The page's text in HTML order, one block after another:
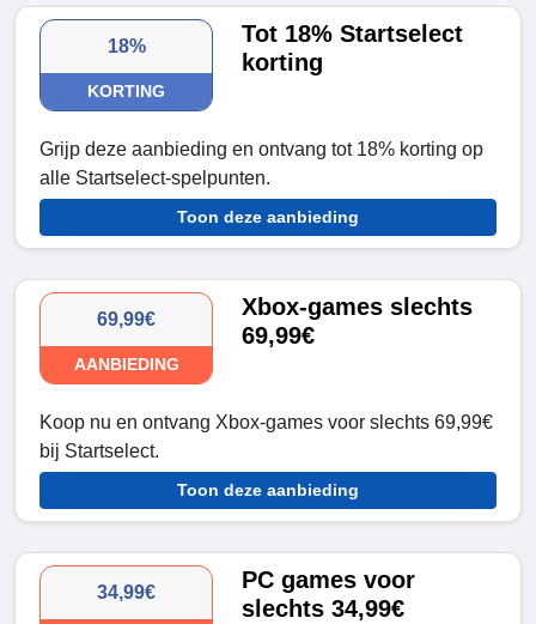
18%
KORTING
Tot 18% Startselect
korting
Grijp deze aanbieding en ontvang tot 18% korting op
alle Startselect-spelpunten.
Toon deze aanbieding
69,99€
AANBIEDING
Xbox-games slechts
69,99€
Koop nu en ontvang Xbox-games voor slechts 69,99€
bij Startselect.
Toon deze aanbieding
34,99€
PC games voor
slechts 34,99€